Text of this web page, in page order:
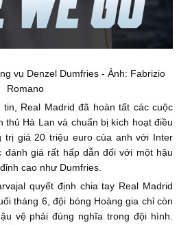
vụ Denzel Dumfries - Ảnh: Fabrizio
Romano
Real Madrid đã hoàn tất các cuộc
thủ Hà Lan và chuẩn bị kích hoạt điều
trị giá 20 triệu euro của anh với Inter
giá rất hấp dẫn đối với một hậu
cao như Dumfries.
quyết định chia tay Real Madrid
tháng 6, đội bóng Hoàng gia chỉ còn
vệ phải đúng nghĩa trong đội hình.